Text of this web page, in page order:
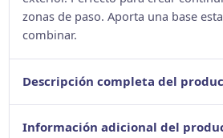
zonas de paso. Aporta una base
combinar.
Descripción completa del
Información adicional del